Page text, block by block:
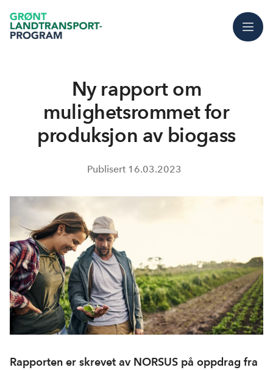
Meny
Ny rapport om
mulighetsrommet for
produksjon av biogass
Publisert 16.03.2023
Rapporten er skrevet av NORSUS på oppdrag fra